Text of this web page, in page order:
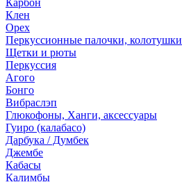
Карбон
Клен
Орех
Перкуссионные палочки, колотушки
Щетки и рюты
Перкуссия
Агого
Бонго
Вибраслэп
Глюкофоны, Ханги, аксессуары
Гуиро (калабасо)
Дарбука / Думбек
Джембе
Кабасы
Калимбы